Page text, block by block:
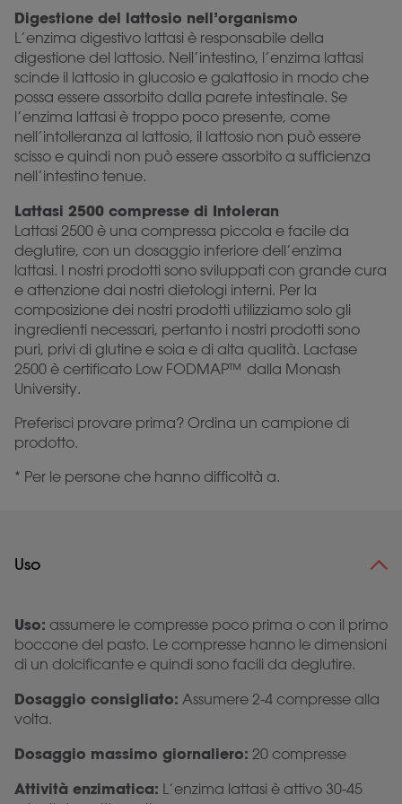
Digestione del lattosio nell’organismo
L’enzima digestivo lattasi è responsabile della
digestione del lattosio. Nell’intestino, l’enzima lattasi
scinde il lattosio in glucosio e galattosio in modo che
possa essere assorbito dalla parete intestinale. Se
l’enzima lattasi è troppo poco presente, come
nell’intolleranza al lattosio, il lattosio non può essere
scisso e quindi non può essere assorbito a sufficienza
nell’intestino tenue.
Lattasi 2500 compresse di Intoleran
Lattasi 2500 è una compressa piccola e facile da
deglutire, con un dosaggio inferiore dell’enzima
lattasi. I nostri prodotti sono sviluppati con grande cura
e attenzione dai nostri dietologi interni. Per la
composizione dei nostri prodotti utilizziamo solo gli
ingredienti necessari, pertanto i nostri prodotti sono
puri, privi di glutine e soia e di alta qualità. Lactase
2500 è certificato Low FODMAP™ dalla Monash
University.
Preferisci provare prima? Ordina un campione di
prodotto.
* Per le persone che hanno difficoltà a.
Uso
Uso: assumere le compresse poco prima o con il primo
boccone del pasto. Le compresse hanno le dimensioni
di un dolcificante e quindi sono facili da deglutire.
Dosaggio consigliato: Assumere 2-4 compresse alla
volta.
Dosaggio massimo giornaliero: 20 compresse
Attività enzimatica: L’enzima lattasi è attivo 30-45